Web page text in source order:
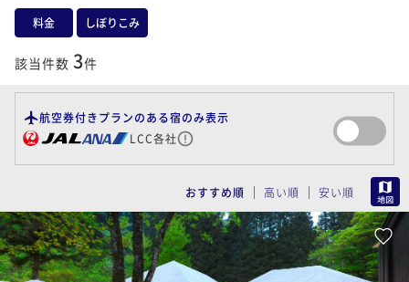
新宿・中野・杉並・吉祥寺
渋谷・目黒・世田谷・二子玉川
西東京（八王子・立川・町田・府中・調布）
伊豆七島・大島・小笠原
料金 しぼりこみ
該当件数 3件
航空券付きプランのある宿のみ表示
LCC各社
おすすめ順 高い順 安い順